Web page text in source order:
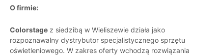
O firmie:
Colorstage z siedzibą w Wieliszewie działa jako
rozpoznawalny dystrybutor specjalistycznego sprzętu
oświetleniowego. W zakres oferty wchodzą rozwiązania